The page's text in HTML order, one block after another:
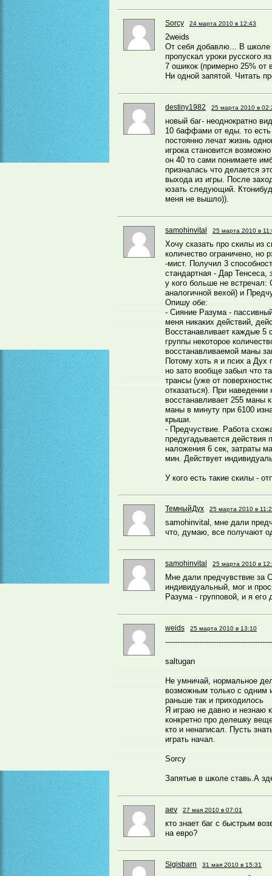
Sorcy 24 марта 2010 в 12:43
2weids
От себя добавлю... В
пропускал уроки русского
7 ошикок (примерно 25% от
Ни одной запятой. Читать
destiny1982 25 марта 2010 в
новый баг- неоднократно
10 баффами от еды. то есть
постоянно лечат жизнь
игрока становится
он 40 то сами понимаете
призналась что делается
выхода из игры. После
юзать следующий.
меня не вышло)).
samohinvital 25 марта 2010 в
Хочу сказать про скилы из
количество ограничено, но
-мист. Получил 3
стандартная - Дар Тенсеса,
у кого больше не встречал:
аналогичной вехой) и
Опишу обе:
- Сияние Разума -
меня никаких действий,
Восстанавливает каждые 5
группы некоторое
восстанавливаемой маны
Потому хоть я и псих а Дух
но зато вообще забыл что
трансы (уже от
отказаться). При
восстанавливает 255 маны
маны в минуту при 6100
крыши.
- Предчуствие. Работа
предугадывается действия
наложения 6 сек, затраты
мин. Действует
У кого есть такие скилы -
ТемныйДух 25 марта 2010 в
samohinvital, мне дали
что, думаю, все получают
samohinvital 25 марта 2010 в
Мне дали предчувствие за
индивидуальный, мог и
Разума - групповой, и я
weids 25 марта 2010 в 13:10
saltugan
Не умничай, нормальное
возможным только с одним
раньше так и приходилось
Я играю не давно и незнаю
конкретно про делешку
кто и ненаписал. Пусть
играть начал.
Sorcy
Запятые в школе ставь.А
aev 27 мая 2010 в 07:01
кто знает баг с быстрым
на евро?
Sigisbarn 31 мая 2010 в 15:31